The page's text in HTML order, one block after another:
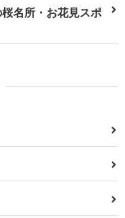
名所・お花見スポ